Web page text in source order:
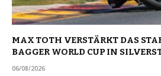
MAX TOTH VERSTÄRKT DAS
BAGGER WORLD CUP IN
06/08/2026